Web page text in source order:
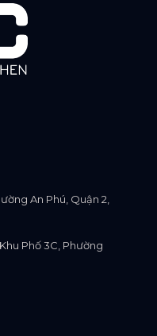
An Phú, Quận 2,
Phố 3C, Phường